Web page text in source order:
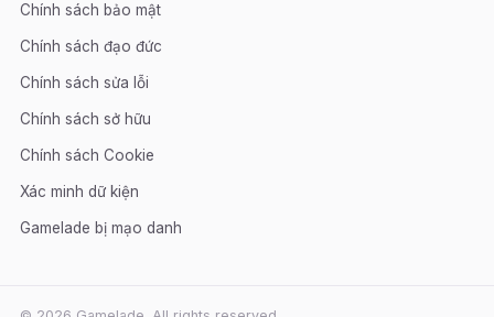
Chính sách bảo mật
Chính sách đạo đức
Chính sách sửa lỗi
Chính sách sở hữu
Chính sách Cookie
Xác minh dữ kiện
Gamelade bị mạo danh